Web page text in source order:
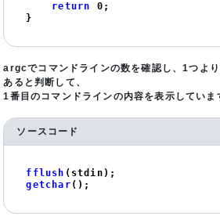
return 0 ;
}
argcでコマンドラインの数を確認し、1つよ
あると判断して、
1番目のコマンドラインの内容を表示していま
ソースコード
fflush
getchar ();